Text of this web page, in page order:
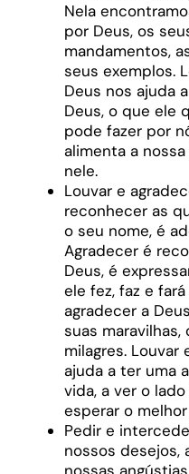
Nela
por Deus, os
mandamentos,
seus exemplos.
Deus nos ajuda
Deus, o que ele
pode fazer por
alimenta a
nele.
Louvar e
reconhecer as
o seu nome, é
Agradecer é
Deus, é
ele fez, faz e
agradecer a
suas
milagres. Louvar
ajuda a ter uma
vida, a ver o
esperar o
Pedir e
nossos desejos,